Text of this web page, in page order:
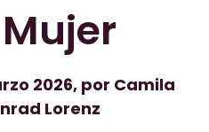
2026, por Camila
Lorenz